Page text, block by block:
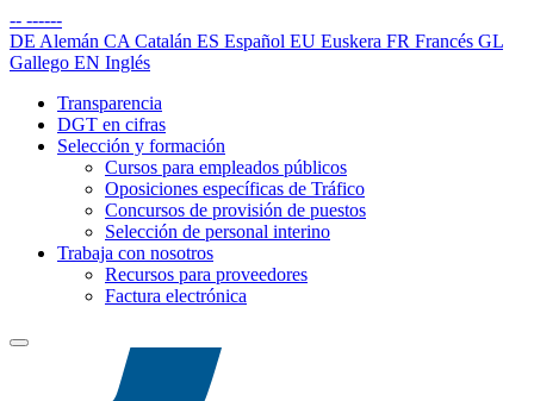
-- ------
DE Alemán CA Catalán ES Español EU Euskera FR Francés GL
Gallego EN Inglés
Transparencia
DGT en cifras
Selección y formación
Cursos para empleados públicos
Oposiciones específicas de Tráfico
Concursos de provisión de puestos
Selección de personal interino
Trabaja con nosotros
Recursos para proveedores
Factura electrónica